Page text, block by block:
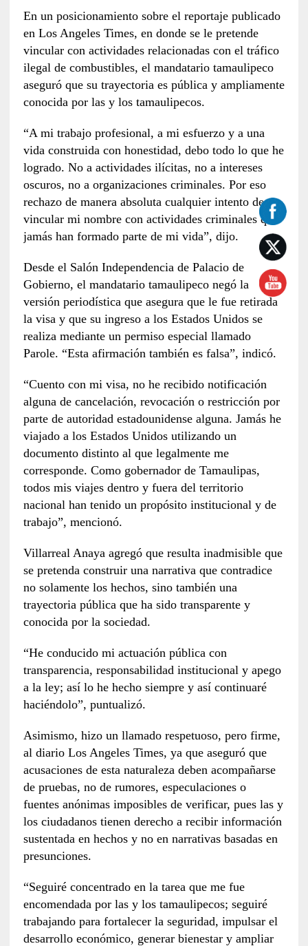
En un posicionamiento sobre el reportaje publicado
en Los Angeles Times, en donde se le pretende
vincular con actividades relacionadas con el tráfico
ilegal de combustibles, el mandatario tamaulipeco
aseguró que su trayectoria es pública y ampliamente
conocida por las y los tamaulipecos.
“A mi trabajo profesional, a mi esfuerzo y a una
vida construida con honestidad, debo todo lo que he
logrado. No a actividades ilícitas, no a intereses
oscuros, no a organizaciones criminales. Por eso
rechazo de manera absoluta cualquier intento de
vincular mi nombre con actividades criminales que
jamás han formado parte de mi vida”, dijo.
Desde el Salón Independencia de Palacio de
Gobierno, el mandatario tamaulipeco negó la
versión periodística que asegura que le fue retirada
la visa y que su ingreso a los Estados Unidos se
realiza mediante un permiso especial llamado
Parole. “Esta afirmación también es falsa”, indicó.
“Cuento con mi visa, no he recibido notificación
alguna de cancelación, revocación o restricción por
parte de autoridad estadounidense alguna. Jamás he
viajado a los Estados Unidos utilizando un
documento distinto al que legalmente me
corresponde. Como gobernador de Tamaulipas,
todos mis viajes dentro y fuera del territorio
nacional han tenido un propósito institucional y de
trabajo”, mencionó.
Villarreal Anaya agregó que resulta inadmisible que
se pretenda construir una narrativa que contradice
no solamente los hechos, sino también una
trayectoria pública que ha sido transparente y
conocida por la sociedad.
“He conducido mi actuación pública con
transparencia, responsabilidad institucional y apego
a la ley; así lo he hecho siempre y así continuaré
haciéndolo”, puntualizó.
Asimismo, hizo un llamado respetuoso, pero firme,
al diario Los Angeles Times, ya que aseguró que
acusaciones de esta naturaleza deben acompañarse
de pruebas, no de rumores, especulaciones o
fuentes anónimas imposibles de verificar, pues las y
los ciudadanos tienen derecho a recibir información
sustentada en hechos y no en narrativas basadas en
presunciones.
“Seguiré concentrado en la tarea que me fue
encomendada por las y los tamaulipecos; seguiré
trabajando para fortalecer la seguridad, impulsar el
desarrollo económico, generar bienestar y ampliar